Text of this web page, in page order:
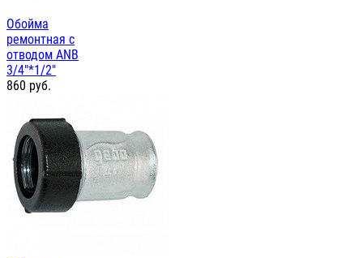
Обойма
ремонтная с
отводом ANB
3/4"*1/2"
860 руб.